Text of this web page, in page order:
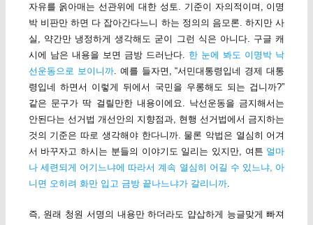
자유를 옭아매는 선관위에 대한 성토. 기준이 자의적이며, 이명
박 비판만 하면 다 잡아간다느니 하는 정의의 음모론. 하지만 사
실, 약간만 냉정하게 생각해도 굳이 그런 식은 아니다. 구글 캐
시에 남은 내용을 보면 금방 드러난다. 한 눈에 봐도 이명박 낙
선운동으로 보이니까. 예를 들자면, “서민대통령입네 경제 대통
령입네 하면서 이렇게 뒤에서 국민을 우롱해도 되는 겁니까?”
같은 문구가 딱 걸릴만한 내용이에요. 낙선운동을 금지해서는
안된다는 선거법 개선안의 지향점과, 현행 선거법에서 금지하는
것의 기준은 따로 생각해야 한다니까. 물론 악법은 열심히 어겨
서 바꾸자고 하시는 분들의 이야기도 일리는 있지만, 여튼 얼마
나 세련되게 어기느냐에 따라서 계속 열심히 어길 수 있느냐, 아
니면 오히려 화만 입고 금방 끝나느냐가 갈리니까.
즉, 원래 청원 서명의 내용만 하더라도 얍삽하게 능글맞게 빠져